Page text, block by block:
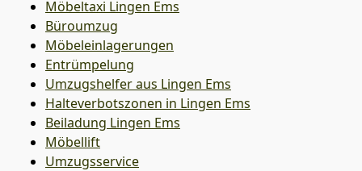
Möbeltaxi Lingen Ems
Büroumzug
Möbeleinlagerungen
Entrümpelung
Umzugshelfer aus Lingen Ems
Halteverbotszonen in Lingen Ems
Beiladung Lingen Ems
Möbellift
Umzugsservice